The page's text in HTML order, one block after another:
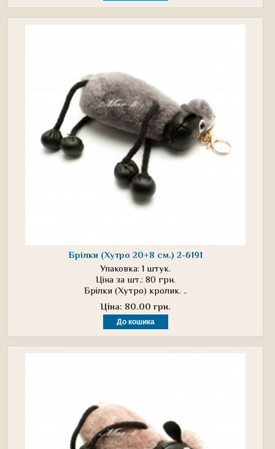
Брілки (Хутро 20+8 см.) 2-6191
Упаковка: 1 штук.
Ціна за шт.: 80 грн.
Брілки (Хутро) кролик. ..
Ціна: 80.00 грн.